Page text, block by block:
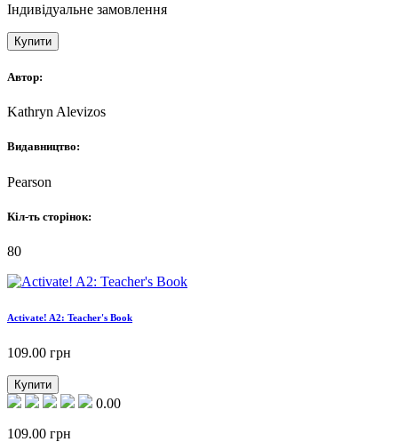
Індивідуальне замовлення
Купити
Автор:
Kathryn Alevizos
Видавництво:
Pearson
Кіл-ть сторінок:
80
Activate! A2: Teacher's Book
109.00 грн
Купити
0.00
109.00 грн